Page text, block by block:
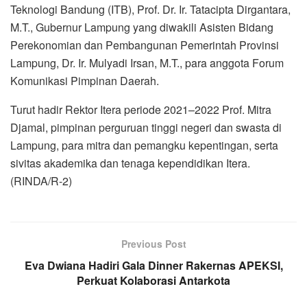
Teknologi Bandung (ITB), Prof. Dr. Ir. Tatacipta Dirgantara,
M.T., Gubernur Lampung yang diwakili Asisten Bidang
Perekonomian dan Pembangunan Pemerintah Provinsi
Lampung, Dr. Ir. Mulyadi Irsan, M.T., para anggota Forum
Komunikasi Pimpinan Daerah.
Turut hadir Rektor Itera periode 2021–2022 Prof. Mitra
Djamal, pimpinan perguruan tinggi negeri dan swasta di
Lampung, para mitra dan pemangku kepentingan, serta
sivitas akademika dan tenaga kependidikan Itera.
(RINDA/R-2)
Previous Post
Eva Dwiana Hadiri Gala Dinner Rakernas APEKSI,
Perkuat Kolaborasi Antarkota